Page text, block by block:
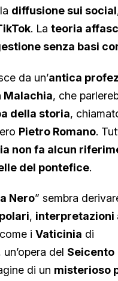
diffusione sui social
. La teoria
senza basi
da un’antica
Malachia, che
della storia,
Pietro Romano.
non fa alcun
del pontefice.
Nero” sembra
, interpretazioni
come i Vaticinia di
un’opera del Seicento
di un misterioso